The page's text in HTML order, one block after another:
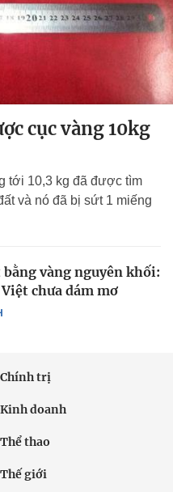
cục vàng 10kg
tới 10,3 kg đã được tìm
và nó đã bị sứt 1 miếng
bằng vàng nguyên khối:
chưa dám mơ
Chính trị
Kinh doanh
Thể thao
Thế giới